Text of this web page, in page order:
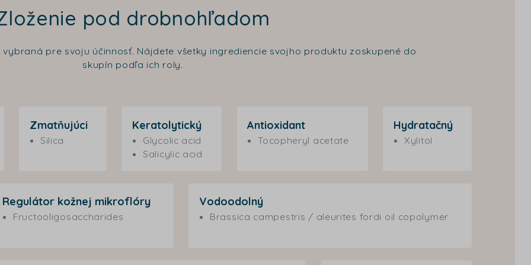
pod drobnohľadom
pre svoju účinnosť. Nájdete všetky ingrediencie svojho produktu zoskupené do
skupín podľa ich roly.
Zmatňujúci
Silica
Keratolytický
Glycolic acid
Salicylic acid
Antioxidant
Tocopheryl acetate
Hydratačný
Xylitol
Regulátor kožnej mikroflóry
Fructooligosaccharides
Vodoodolný
Brassica campestris / aleurites fordi oil copolymer